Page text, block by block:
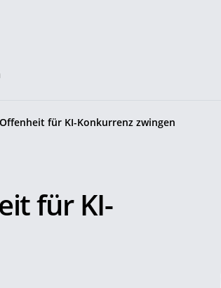
für KI-Konkurrenz zwingen
für KI-